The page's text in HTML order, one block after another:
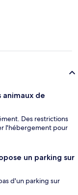
de
Des restrictions
l'hébergement pour
un parking sur
d'un parking sur